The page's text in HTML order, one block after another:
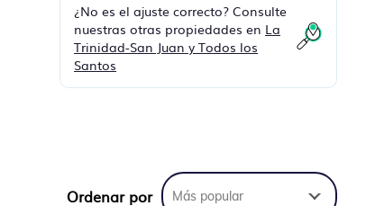
¿No es el ajuste correcto? Consulte
nuestras otras propiedades en La
Trinidad-San Juan y Todos los
Santos
Ordenar por Más popular